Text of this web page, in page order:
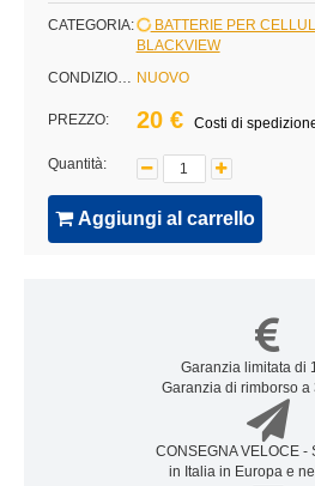
CATEGORIA:
BATTERIE PER
BLACKVIEW
CONDIZIONE: NUOVO
PREZZO: 20 € Costi di
Quantità:
Aggiungi al carrello
Garanzia limitata di
Garanzia di rimborso a
CONSEGNA VELOCE -
in Italia in Europa e